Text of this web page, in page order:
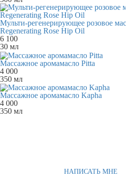
Мульти-регенерирующее розовое
Regenerating Rose Hip Oil
6 100
30 мл
Массажное аромамасло Pitta
4 000
350 мл
Массажное аромамасло Kapha
4 000
350 мл
НАПИСАТЬ МНЕ